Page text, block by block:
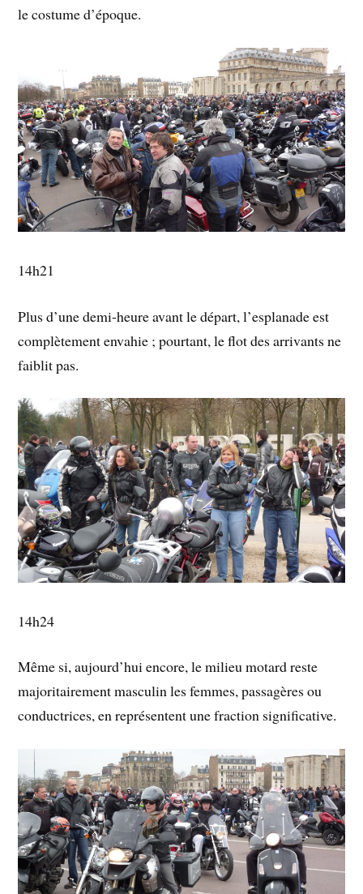
le costume d’époque.
14h21
Plus d’une demi-heure avant le départ, l’esplanade est
complètement envahie ; pourtant, le flot des arrivants ne
faiblit pas.
14h24
Même si, aujourd’hui encore, le milieu motard reste
majoritairement masculin les femmes, passagères ou
conductrices, en représentent une fraction significative.